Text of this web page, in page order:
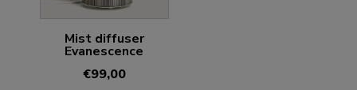
Mist diffuser
Evanescence
€99,00